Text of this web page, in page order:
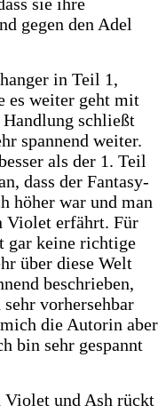
gegen den Adel
in Teil 1,
es weiter geht mit
schließt
spannend weiter.
als der 1. Teil
dass der Fantasy-
höher war und man
Violet erfährt. Für
gar keine richtige
über diese Welt
beschrieben,
vorhersehbar
die Autorin aber
bin sehr gespannt
Violet und Ash rückt